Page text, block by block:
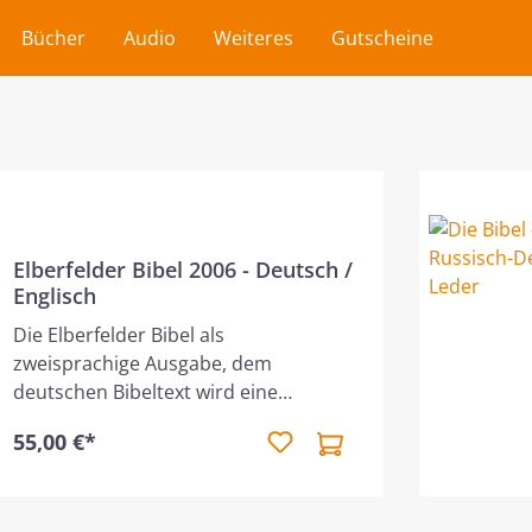
Bücher Audio Weiteres Gutscheine
Elberfelder Bibel 2006 - Deutsch /
Englisch
Die Elberfelder Bibel als
zweisprachige Ausgabe, dem
deutschen Bibeltext wird eine
gegenübergestellt, die der New
55,00 €*